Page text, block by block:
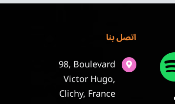
اتصل بنا
98, Boulevard
Victor Hugo,
Clichy, France